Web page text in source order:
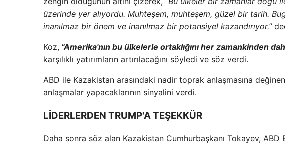
üzerinde yer alıyordu. Muhteşem, muhteşem, güzel bir tarih.
inanılmaz bir önem ve inanılmaz bir potansiyel kazandırıyor.”
Koz, “Amerika'nın bu ülkelerle ortaklığını her zamankinden
karşılıklı yatırımların artırılacağını söyledi ve söz verdi.
ABD ile Kazakistan arasındaki nadir toprak anlaşmasına
anlaşmalar yapacaklarının sinyalini verdi.
LİDERLERDEN TRUMP'A TEŞEKKÜR
Daha sonra söz alan Kazakistan Cumhurbaşkanı Tokayev, ABD